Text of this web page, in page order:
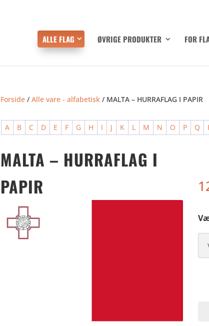
ALLE FLAG ØVRIGE PRODUKTER FOR
Forside /Alle vare - alfabetisk / MALTA – HURRAFLAG I PAPIR
A B C D E F G H I J K L M N O P Q
MALTA – HURRAFLAG I
PAPIR